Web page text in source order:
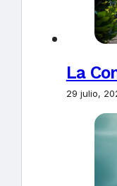
La
29 julio,